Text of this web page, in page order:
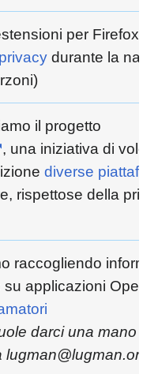
per Firefox
durante la
il progetto
, una iniziativa di
diverse
rispettose della
raccogliendo
su applicazioni Open
darci una mano è